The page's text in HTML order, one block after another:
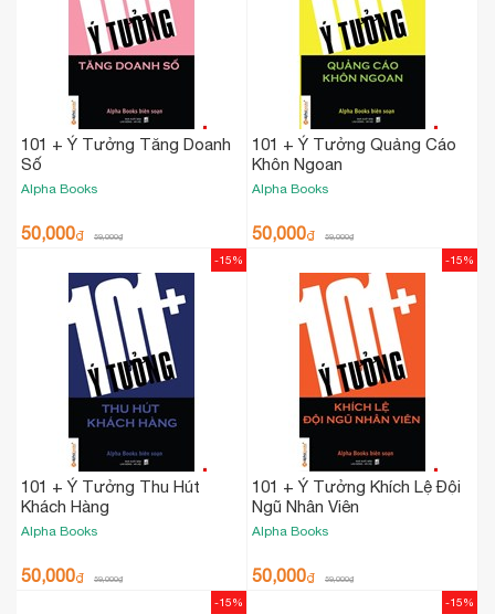
101 + Ý Tưởng Tăng Doanh
Số
Alpha Books
50,000₫ 59,000₫
101 + Ý Tưởng Quảng Cáo
Khôn Ngoan
Alpha Books
50,000₫ 59,000₫
101 + Ý Tưởng Thu Hút
Khách Hàng
Alpha Books
50,000₫ 59,000₫
-15%
101 + Ý Tưởng Khích Lệ Đội
Ngũ Nhân Viên
Alpha Books
50,000₫ 59,000₫
-15%
-15% -15%